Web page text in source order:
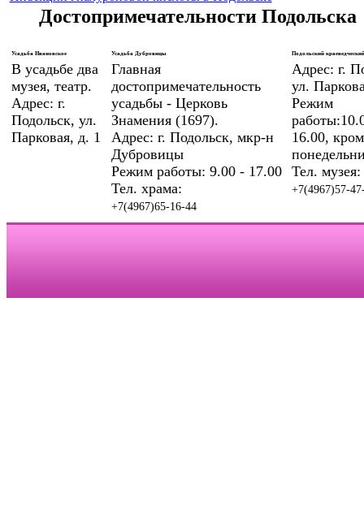
Достопримечательности Подольска
Усадьба Ивановское
В усадьбе два
музея, театр.
Адрес: г.
Подольск, ул.
Парковая, д. 1
Усадьба Дубровицы
Главная
достопримечательность
усадьбы - Церковь
Знамения (1697).
Адрес: г. Подольск, мкр-н
Дубровицы
Режим работы: 9.00 - 17.00
Тел. храма:
+7(4967)65-16-44
Подольский
Адрес: г.
ул.
Режим
16.00,
Тел. музея:
+7(4967)57-